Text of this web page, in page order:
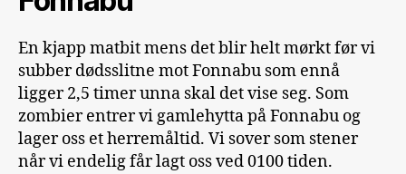
En kjapp matbit mens det blir helt mørkt før vi
subber dødsslitne mot Fonnabu som ennå
ligger 2,5 timer unna skal det vise seg. Som
zombier entrer vi gamlehytta på Fonnabu og
lager oss et herremåltid. Vi sover som stener
når vi endelig får lagt oss ved 0100 tiden.